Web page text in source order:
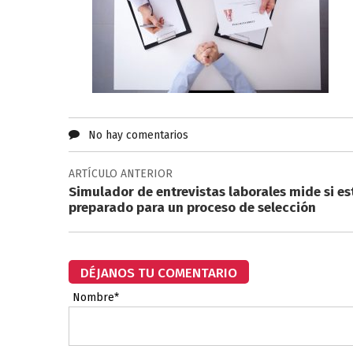
No hay comentarios
ARTÍCULO ANTERIOR
Simulador de entrevistas laborales mide si
preparado para un proceso de selección
DÉJANOS TU COMENTARIO
Nombre*